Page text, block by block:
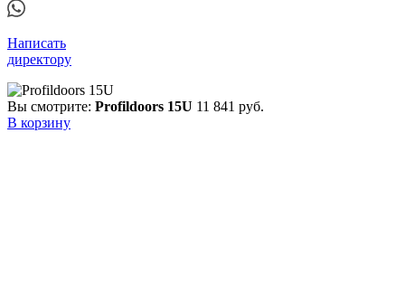
Написать
директору
Вы смотрите: Profildoors 15U 11 841 руб.
В корзину